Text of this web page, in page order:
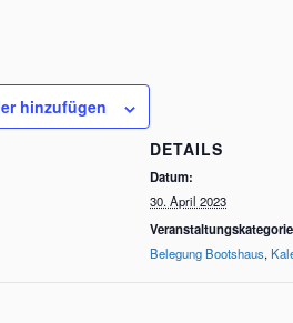
hinzufügen
DETAILS
Datum:
30. April 2023
Belegung Bootshaus,